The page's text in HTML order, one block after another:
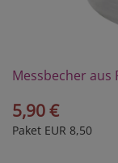
Messbecher
5,90 €
Paket EUR 8,50